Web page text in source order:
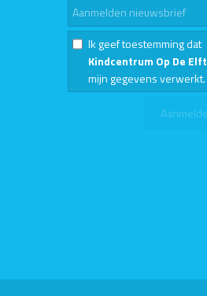
Ik geef toestemming dat
Kindcentrum Op De Elft
mijn gegevens verwerkt.